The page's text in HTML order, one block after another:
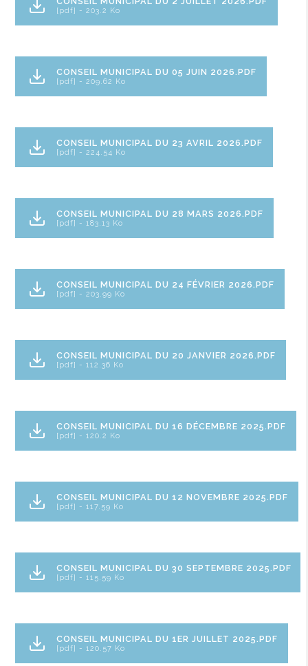
[pdf] - 203.2 Ko
CONSEIL MUNICIPAL DU 05 JUIN 2026.PDF
[pdf] - 209.62 Ko
CONSEIL MUNICIPAL DU 23 AVRIL 2026.PDF
[pdf] - 224.54 Ko
CONSEIL MUNICIPAL DU 28 MARS 2026.PDF
[pdf] - 183.13 Ko
CONSEIL MUNICIPAL DU 24 FÉVRIER 2026.PDF
[pdf] - 203.99 Ko
CONSEIL MUNICIPAL DU 20 JANVIER 2026.PDF
[pdf] - 112.36 Ko
CONSEIL MUNICIPAL DU 16 DÉCEMBRE 2025.PDF
[pdf] - 120.2 Ko
CONSEIL MUNICIPAL DU 12 NOVEMBRE 2025.PDF
[pdf] - 117.59 Ko
CONSEIL MUNICIPAL DU 30 SEPTEMBRE 2025.PDF
[pdf] - 115.59 Ko
CONSEIL MUNICIPAL DU 1ER JUILLET 2025.PDF
[pdf] - 120.57 Ko